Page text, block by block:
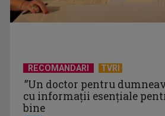
RECOMANDARI TVRI
”Un doctor pentru
cu informații esențiale
bine